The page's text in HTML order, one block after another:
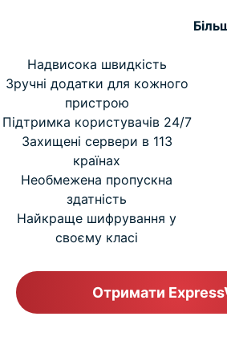
Надвисока швидкість
Зручні додатки для кожного
пристрою
Підтримка користувачів 24/7
Захищені сервери в 113
країнах
Необмежена пропускна
здатність
Найкраще шифрування у
своєму класі
Отримати